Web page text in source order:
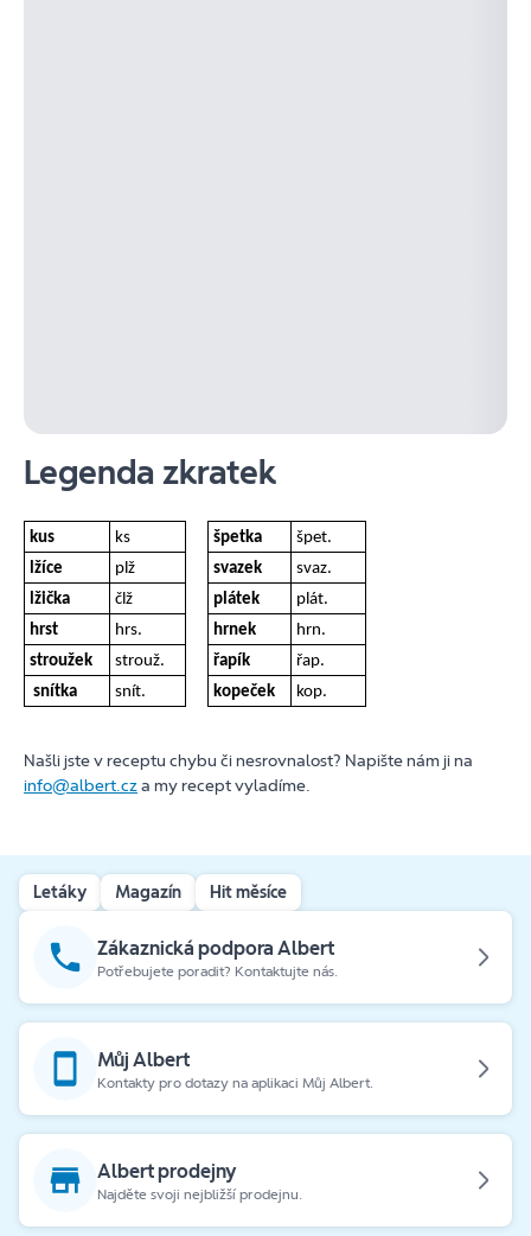
Legenda zkratek
kus ks špetka
špet.
lžíce
plž svazek
svaz.
lžička
člž plátek
plát.
hrst
hrs. hrnek
hrn.
stroužek
strouž. řapík
řap.
snítka
snít. kopeček kop.
Našli jste v receptu chybu či nesrovnalost? Napište nám ji na
info@albert.cza my recept vyladíme.
Letáky Magazín Hit měsíce
Zákaznická podpora Albert
Potřebujete poradit? Kontaktujte nás.
Můj Albert
Kontakty pro dotazy na aplikaci Můj Albert.
Albert prodejny
Najděte svoji nejbližší prodejnu.